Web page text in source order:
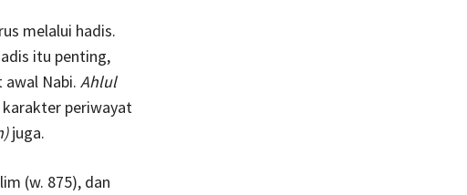
melalui hadis.
itu penting,
Nabi. Ahlul
periwayat
juga.
(w. 875), dan